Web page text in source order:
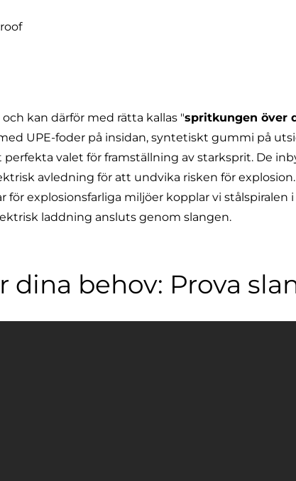
kan därför med rätta kallas "spritkungen över
UPE-foder på insidan, syntetiskt gummi på
valet för framställning av starksprit. De
avledning för att undvika risken för explosion.
för explosionsfarliga miljöer kopplar vi stålspiralen
laddning ansluts genom slangen.
dina behov: Prova